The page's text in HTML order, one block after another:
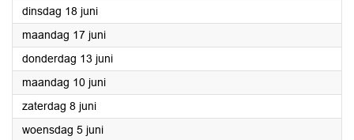
dinsdag 18 juni2024
maandag 17 juni2024
donderdag 13 juni2024
maandag 10 juni2024
zaterdag 8 juni2024
woensdag 5 juni2024